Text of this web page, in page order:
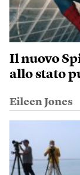
Il nuovo
allo stato
Eileen Jones